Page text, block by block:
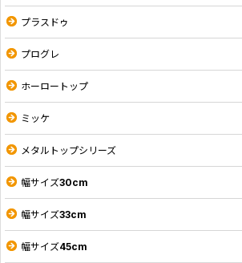
プラスドゥ
プログレ
ホーロートップ
ミッケ
メタルトップシリーズ
幅サイズ30cm
幅サイズ33cm
幅サイズ45cm